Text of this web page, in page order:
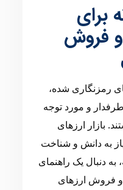
برای
و فروش
رمزنگاری شده،
و مورد توجه
بازار ارزهای
به دانش و شناخت
به دنبال یک راهنمای
و فروش ارزهای